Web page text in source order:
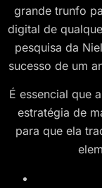
grande trunfo
digital de
pesquisa da
sucesso de um
É essencial que
estratégia de
para que ela